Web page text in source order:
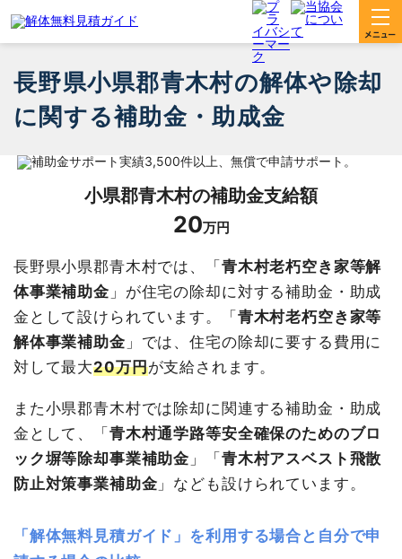
長野県小県郡青木村の解体や除却
に関する補助金・助成金
小県郡青木村の補助金支給額
20万円
長野県小県郡青木村では、「青木村老朽空き家等解
体事業補助金 」が住宅の除却に対する補助金・助成
金として設けられています。「青木村老朽空き家等
解体事業補助金 」では、住宅の除却に要する費用に
対して最大20万円が支給されます。
また小県郡青木村では除却に関連する補助金・助成
金として、「青木村通学路等安全確保のためのブロ
ック塀等除却事業補助金 」「青木村アスベスト飛散
防止対策事業補助金 」なども設けられています。
「解体無料見積ガイド」を利用する場合と自分で申